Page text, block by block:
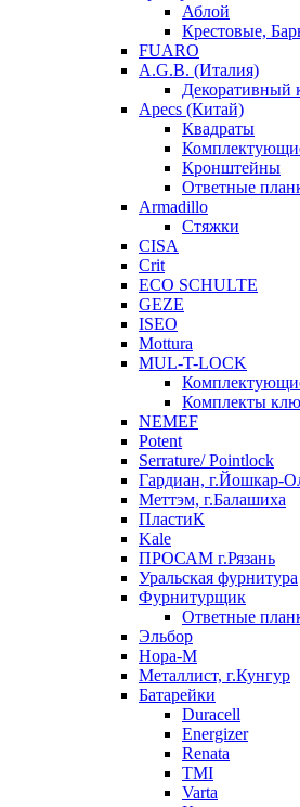
Аблой
Крестовые,
FUARO
A.G.B. (Италия)
Декоративный
Apecs (Китай)
Квадраты
Кронштейны
Ответные
Armadillo
Стяжки
CISA
Crit
ECO SCHULTE
GEZE
ISEO
Mottura
MUL-T-LOCK
Комплекты
NEMEF
Potent
Serrature/ Pointlock
Гардиан, г.Йошкар-
Меттэм, г.Балашиха
ПластиК
Kale
ПРОСАМ г.Рязань
Уральская фурнитура
Фурнитурщик
Ответные
Эльбор
Нора-М
Металлист, г.Кунгур
Батарейки
Duracell
Energizer
Renata
TMI
Varta